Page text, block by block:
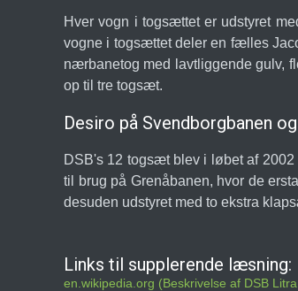
Hver vogn i togsættet er udstyret
vogne i togsættet deler en fælles
nærbanetog med lavtliggende gulv,
op til tre togsæt.
Desiro på Svendborgbanen
DSB's 12 togsæt blev i løbet af
til brug på Grenåbanen, hvor de
desuden udstyret med to ekstra
Links til supplerende læsning:
en.wikipedia.org (Beskrivelse af DSB